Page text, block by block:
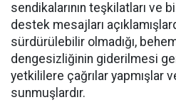
sendikalarının teşkilatları ve
destek mesajları
sürdürülebilir olmadığı,
dengesizliğinin giderilmesi
yetkililere çağrılar yapmışlar
sunmuşlardır.